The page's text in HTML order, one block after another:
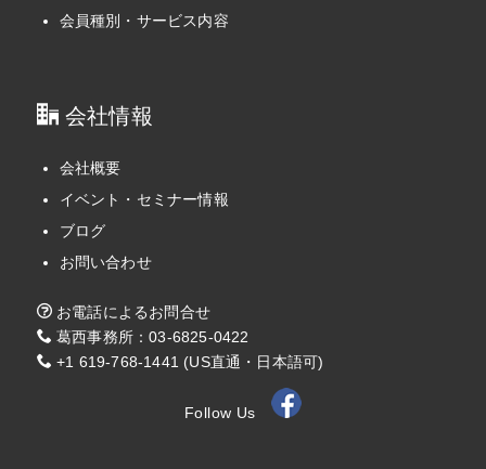
会員種別・サービス内容
会社情報
会社概要
イベント・セミナー情報
ブログ
お問い合わせ
お電話によるお問合せ
葛西事務所：03-6825-0422
+1 619-768-1441 (US直通・日本語可)
Follow Us